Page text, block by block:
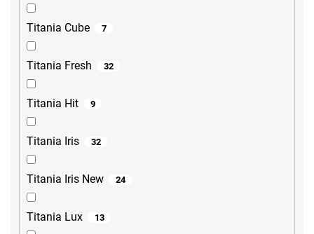
Titania Cube 7
Titania Fresh 32
Titania Hit 9
Titania Iris 32
Titania Iris New 24
Titania Lux 13